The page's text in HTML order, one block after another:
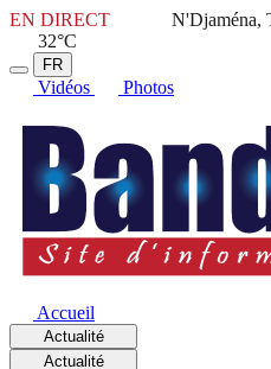
EN DIRECT
N'Djaména,
32°C
FR
Vidéos Photos
Accueil
Actualité
Actualité